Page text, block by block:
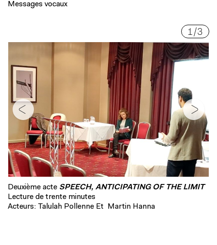
Messages vocaux
1 /3
Deuxième acte SPEECH, ANTICIPATING OF THE LIMIT
Lecture de trente minutes
Acteurs: Talulah Pollenne Et Martin Hanna